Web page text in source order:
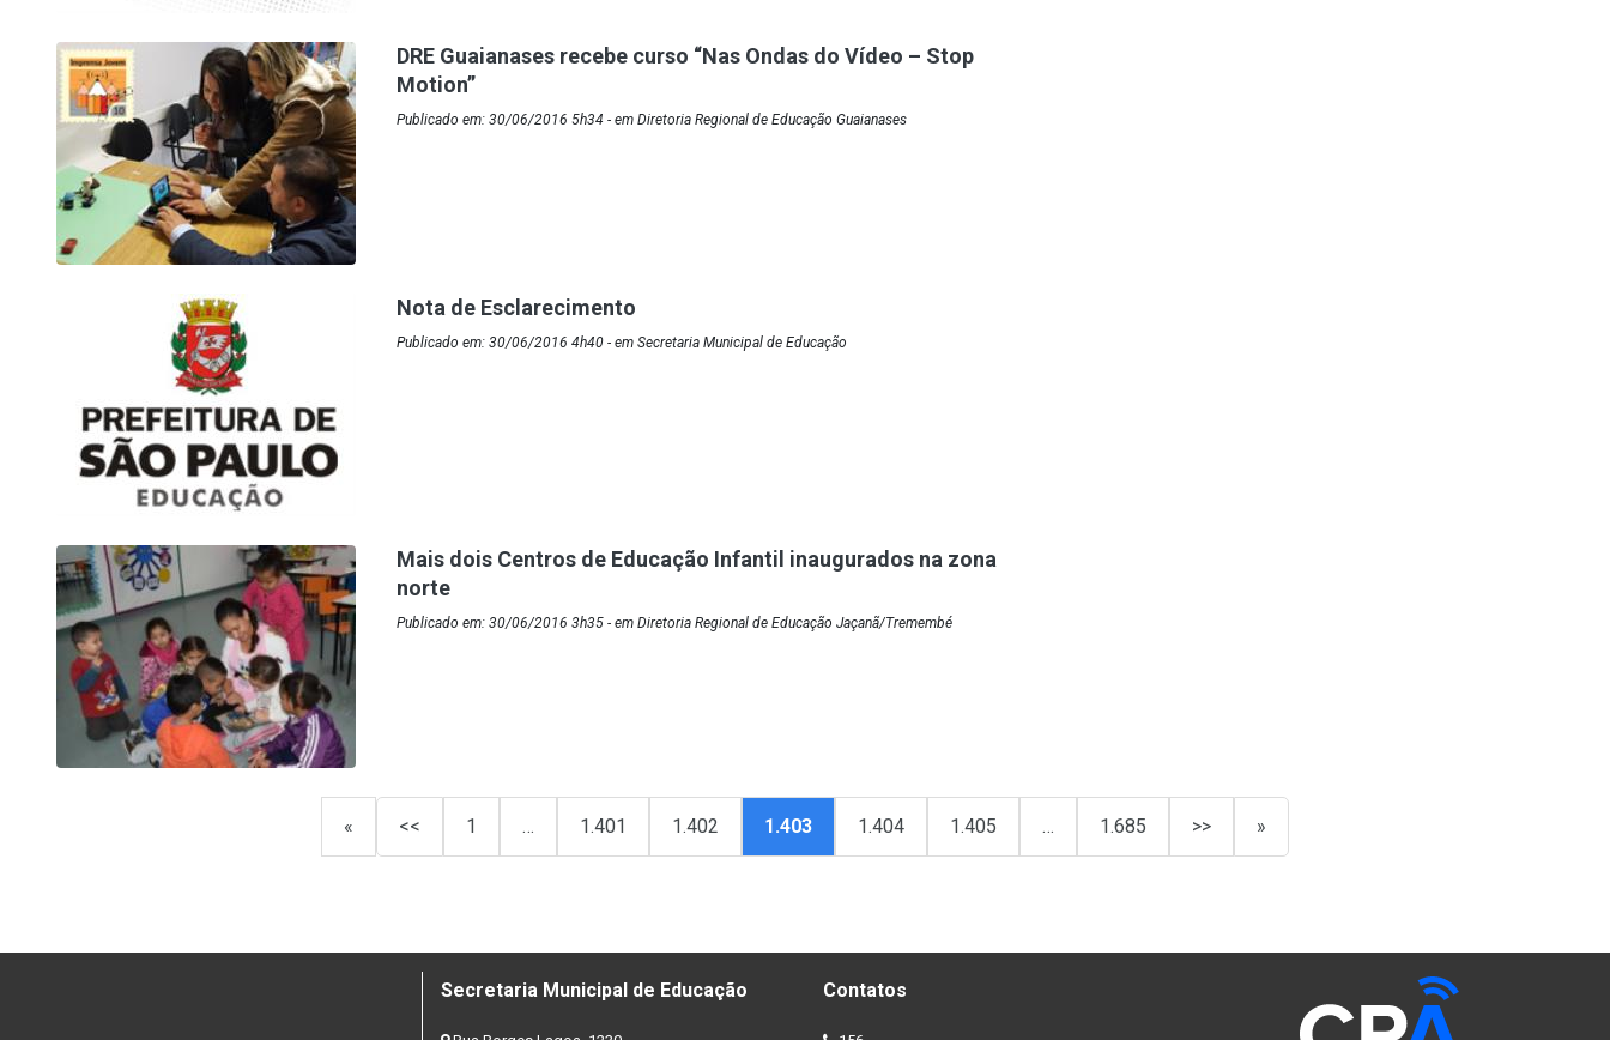
DRE Guaianases recebe curso “Nas Ondas do Vídeo – Stop
Motion”
Publicado em: 30/06/2016 5h34 - em Diretoria Regional de Educação Guaianases
Nota de Esclarecimento
Publicado em: 30/06/2016 4h40 - em Secretaria Municipal de Educação
Mais dois Centros de Educação Infantil inaugurados na zona
norte
Publicado em: 30/06/2016 3h35 - em Diretoria Regional de Educação Jaçanã/Tremembé
« << 1 … 1.401 1.402 1.403 1.404 1.405 … 1.685 >> »
Secretaria Municipal de Educação Contatos